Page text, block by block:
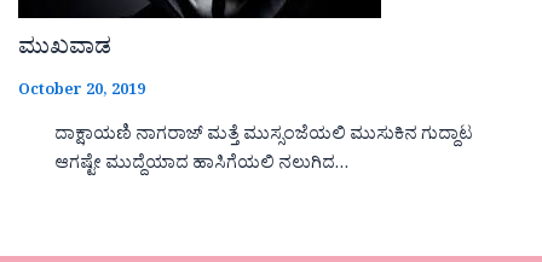
ಮುಖವಾಡ
October 20, 2019
ದಾಕ್ಷಾಯಣಿ ನಾಗರಾಜ್ ಮತ್ತೆ ಮುಸ್ಸಂಜೆಯಲಿ ಮುಸುಕಿನ ಗುದ್ದಾಟ
ಆಗಷ್ಟೇ ಮುದ್ದೆಯಾದ ಹಾಸಿಗೆಯಲಿ ನಲುಗಿದ…